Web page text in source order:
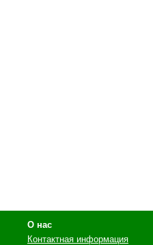
О нас
Контактная информация